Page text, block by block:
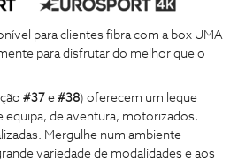
para clientes fibra com a box UMA
para disfrutar do melhor que o
#37 e #38) oferecem um leque
equipa, de aventura, motorizados,
Mergulhe num ambiente
variedade de modalidades e aos